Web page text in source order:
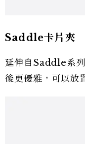
Saddle卡片夾
延伸自Saddle系
後更優雅，可以放